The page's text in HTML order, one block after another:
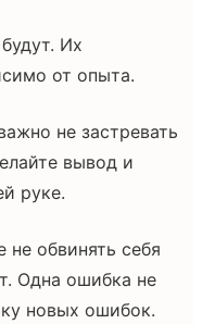
Их
от опыта.
не застревать
вывод и
руке.
не обвинять себя
Одна ошибка не
новых ошибок.